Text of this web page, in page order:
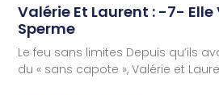
Valérie Et Laurent : -7- Elle
Sperme
Le feu sans limites Depuis qu’ils
du « sans capote », Valérie et